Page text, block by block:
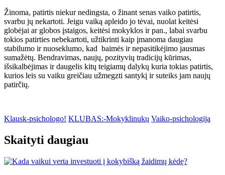
Žinoma, patirtis niekur nedingsta, o žinant senas vaiko patirtis,
svarbu jų nekartoti. Jeigu vaiką apleido jo tėvai, nuolat keitėsi
globėjai ar globos įstaigos, keitėsi mokyklos ir pan., labai svarbu
tokios patirties nebekartoti, užtikrinti kaip įmanoma daugiau
stabilumo ir nuoseklumo, kad baimės ir nepasitikėjimo jausmas
sumažėtų. Bendravimas, naujų, pozityvių tradicijų kūrimas,
išsikalbėjimas ir daugelis kitų teigiamų dalykų kuria tokias patirtis,
kurios leis su vaiku greičiau užmegzti santykį ir suteiks jam naujų
patirčių.
Klausk-psichologo! KLUBAS:-Mokyklinukų Vaiko-psichologija
Skaityti daugiau